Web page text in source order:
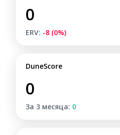
0
ERV: -8 (0%)
DuneScore
0
За 3 месяца: 0